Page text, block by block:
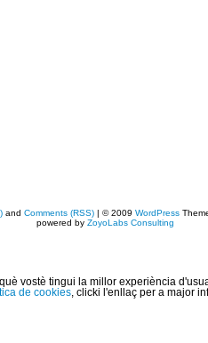
andComments (RSS) | © 2009WordPress
powered byZoyoLabs Consulting
vostè tingui la millor experiència
de cookies , clicki l'enllaç per a major